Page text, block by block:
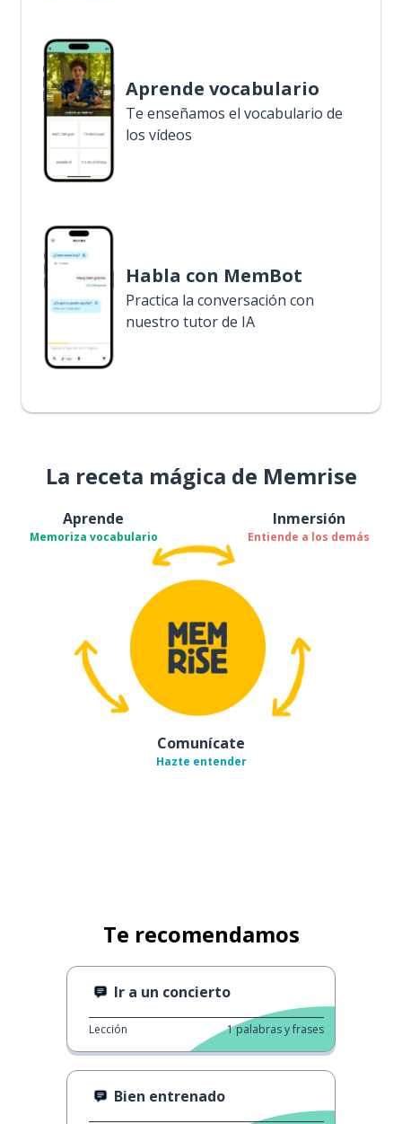
Aprende vocabulario
Te enseñamos el vocabulario de
los vídeos
Habla con MemBot
Practica la conversación con
nuestro tutor de IA
La receta mágica de Memrise
Aprende
Memoriza vocabulario
Inmersión
Entiende a los demás
Comunícate
Hazte entender
Te recomendamos
Ir a un concierto
Lección 1palabras y frases
Bien entrenado